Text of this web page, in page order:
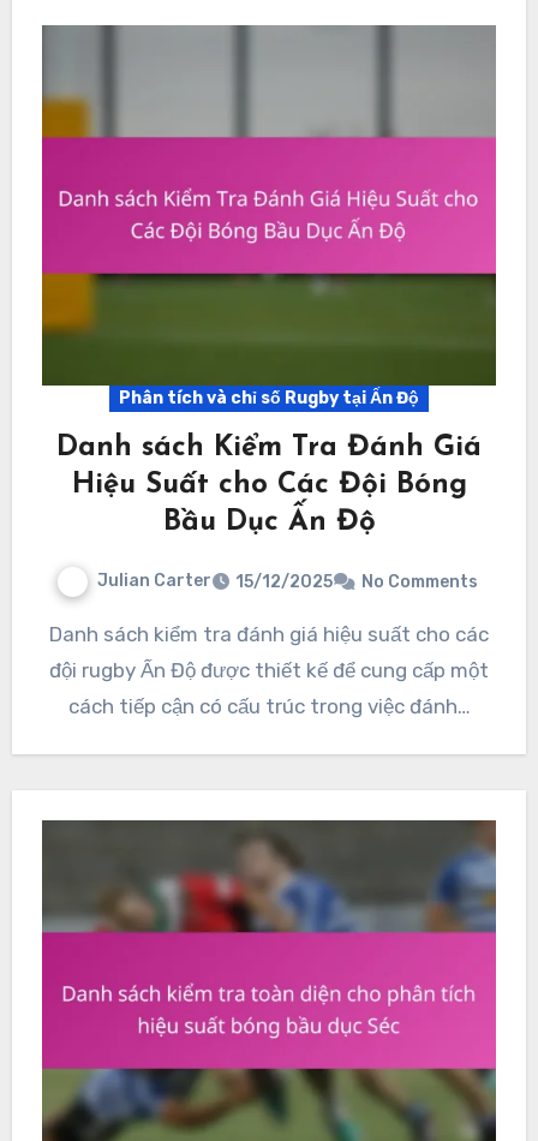
Phân tích và chỉ số Rugby tại Ấn Độ
Danh sách Kiểm Tra Đánh Giá
Hiệu Suất cho Các Đội Bóng
Bầu Dục Ấn Độ
Julian Carter 15/12/2025 No Comments
Danh sách kiểm tra đánh giá hiệu suất cho các
đội rugby Ấn Độ được thiết kế để cung cấp một
cách tiếp cận có cấu trúc trong việc đánh…